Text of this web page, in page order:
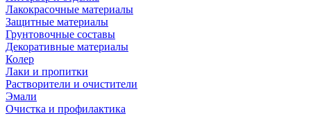
Лакокрасочные материалы
Защитные материалы
Грунтовочные составы
Декоративные материалы
Колер
Лаки и пропитки
Растворители и очистители
Эмали
Очистка и профилактика